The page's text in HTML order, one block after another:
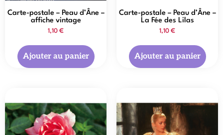
Carte-postale – Peau d’Âne –
affiche vintage
1,10 €
Ajouter au panier
Carte-postale – Peau d’Âne –
La Fée des Lilas
1,10 €
Ajouter au panier